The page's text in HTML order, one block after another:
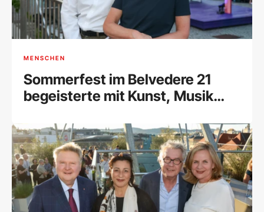
MENSCHEN
Sommerfest im Belvedere 21
begeisterte mit Kunst, Musik